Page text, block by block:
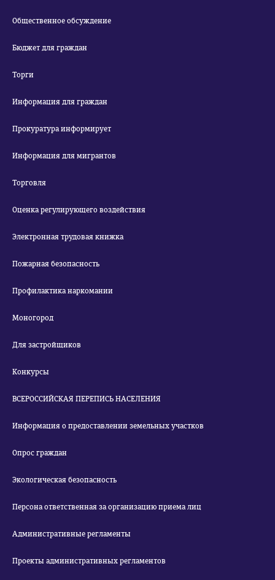
Общественное обсуждение
Бюджет для граждан
Торги
Информация для граждан
Прокуратура информирует
Информация для мигрантов
Торговля
Оценка регулирующего воздействия
Электронная трудовая книжка
Пожарная безопасность
Профилактика наркомании
Моногород
Для застройщиков
Конкурсы
ВСЕРОССИЙСКАЯ ПЕРЕПИСЬ НАСЕЛЕНИЯ
Информация о предоставлении земельных участков
Опрос граждан
Экологическая безопасность
Персона ответственная за организацию приема лиц
Административные регламенты
Проекты административных регламентов